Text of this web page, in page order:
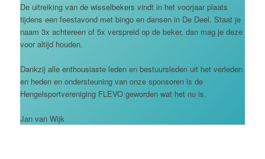
De uitreiking van de wisselbekers vindt in het voorjaar plaats
tijdens een feestavond met bingo en dansen in De Deel. Staat je
naam 3x achtereen of 5x verspreid op de beker, dan mag je deze
voor altijd houden.
Dankzij alle enthousiaste leden en bestuursleden uit het verleden
en heden en ondersteuning van onze sponsoren is de
Hengelsportvereniging FLEVO geworden wat het nu is.
Jan van Wijk